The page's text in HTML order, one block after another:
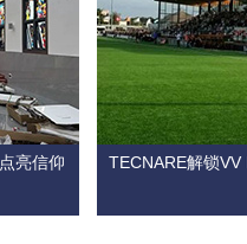
亮信仰
TECNARE解锁